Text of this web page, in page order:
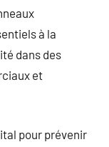
à la
dans des
et
pour prévenir